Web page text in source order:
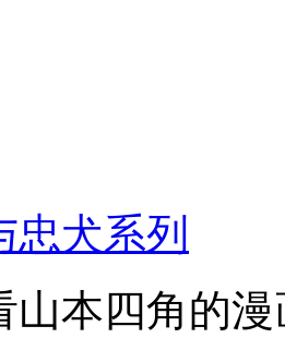
忠犬系列
山本四角的